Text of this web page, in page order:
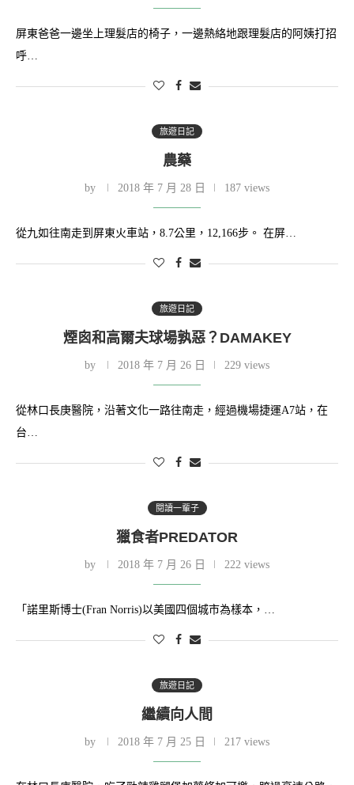
屏東爸爸一邊坐上理髮店的椅子，一邊熱絡地跟理髮店的阿姨打招
呼…
旅遊日記
農藥
by 2018 年 7 月 28 日 187 views
從九如往南走到屏東火車站，8.7公里，12,166步。 在屏…
旅遊日記
煙囪和高爾夫球場孰惡？DAMAKEY
by 2018 年 7 月 26 日 229 views
從林口長庚醫院，沿著文化一路往南走，經過機場捷運A7站，在
台…
閱讀一輩子
獵食者PREDATOR
by 2018 年 7 月 26 日 222 views
「諾里斯博士(Fran Norris)以美國四個城市為樣本，…
旅遊日記
繼續向人間
by 2018 年 7 月 25 日 217 views